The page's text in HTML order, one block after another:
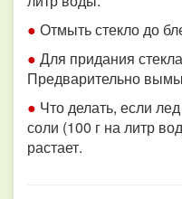
● Отмыть стекло до
● Для придания
Предварительно
● Что делать, если
соли (100 г на литр
растает.